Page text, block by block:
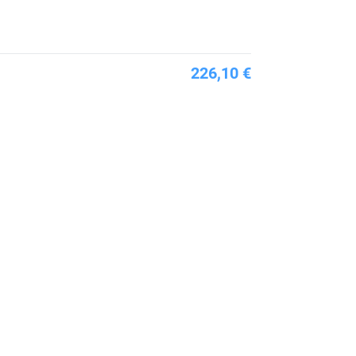
226,10 €